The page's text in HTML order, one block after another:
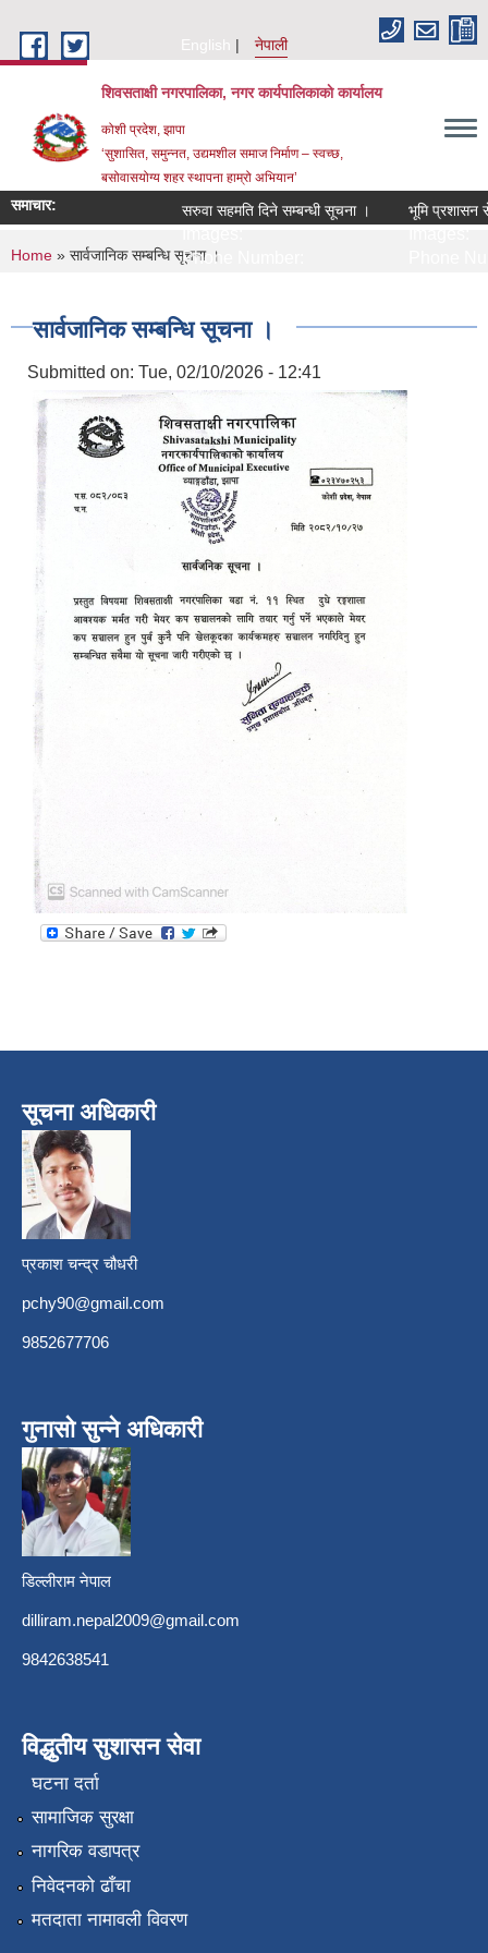
English
नेपाली
शिवसताक्षी नगरपालिका, नगर कार्यपालिकाकाे कार्यालय
कोशी प्रदेश, झापा
‘सुशासित, समुन्‍नत, उद्यमशील समाज निर्माण – स्वच्छ,
बसोवासयोग्य शहर स्थापना हाम्रो अभियान’
समाचार: सरुवा सहमति दिने सम्बन्धी सूचना ।
Phone Number:
भूमि प्रशासन
You are here
Home » सार्वजानिक सम्बन्धि सूचना ।
सार्वजानिक सम्बन्धि सूचना ।
Submitted on: Tue, 02/10/2026 - 12:41
सूचना अधिकारी
प्रकाश चन्द्र चौधरी
pchy90@gmail.com
9852677706
गुनासो सुन्ने अधिकारी
डिल्लीराम नेपाल
dilliram.nepal2009@gmail.com
9842638541
विद्धुतीय सुशासन सेवा
घटना दर्ता
सामाजिक सुरक्षा
नागरिक वडापत्र
निवेदनको ढाँचा
मतदाता नामावली विवरण